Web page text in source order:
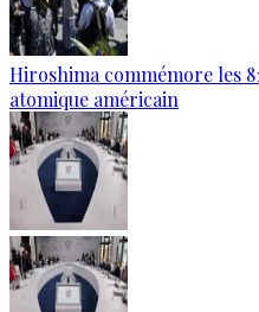
Hiroshima commémore les
atomique américain